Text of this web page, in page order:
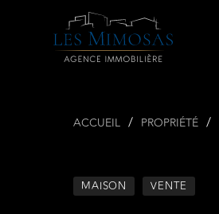
ACCUEIL PROPRIÉTÉ
MAISON VENTE